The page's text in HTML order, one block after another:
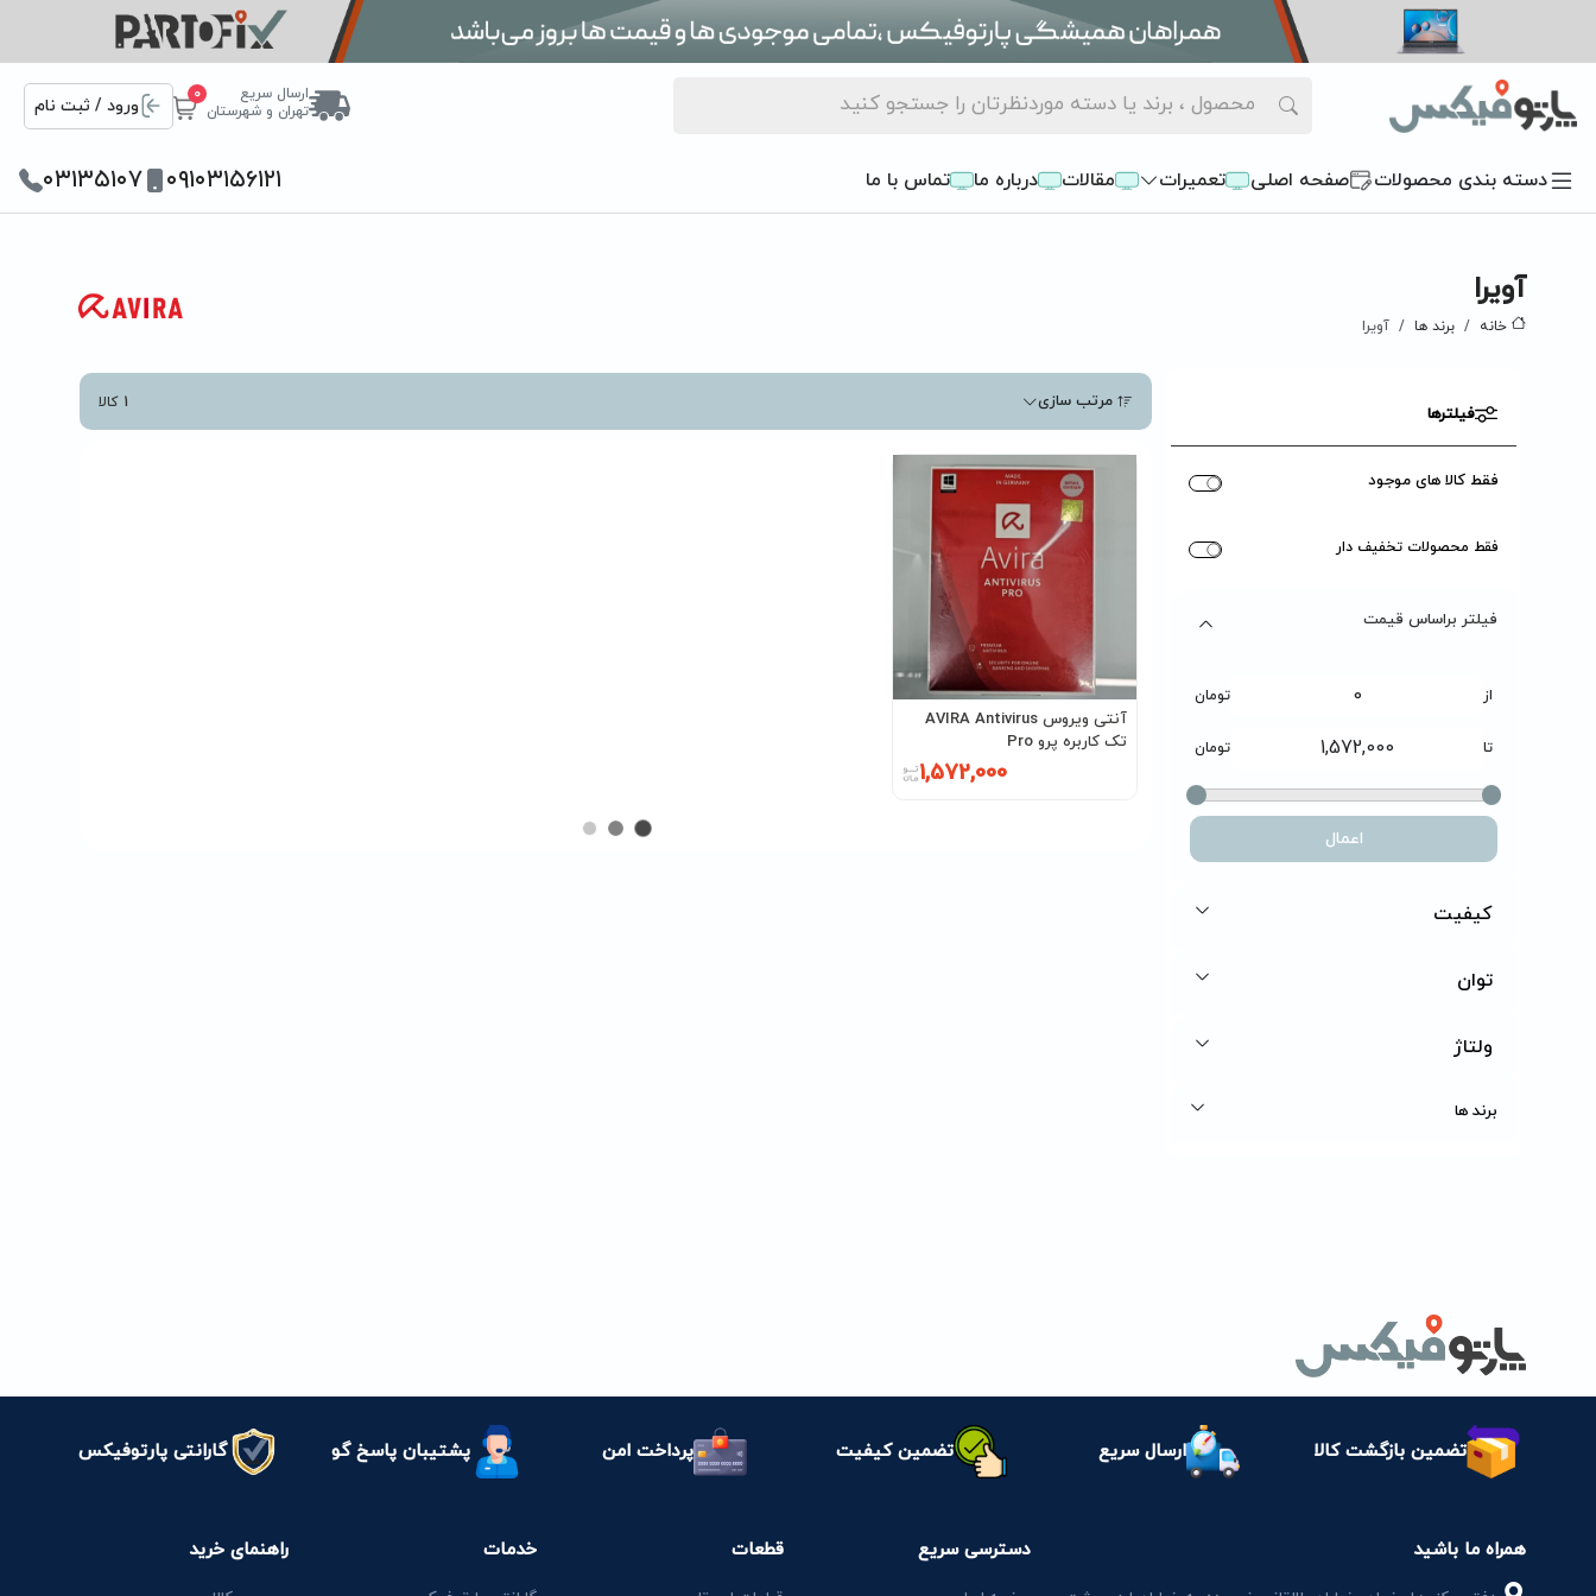
ارسال سریع
تهران و شهرستان
0
ورود / ثبت نام
دسته بندی محصولات صفحه اصلی تعمیرات مقالات درباره ما تماس با ما ۰۹۱۰۳۱۵۶۱۲۱ ۰۳۱۳۵۱۰۷
آویرا
خانه برند ها آویرا
فیلترها
فقط کالا های موجود
فقط محصولات تخفیف دار
فیلتر براساس قیمت
از تومان
تا تومان
اعمال
کیفیت
توان
ولتاژ
برند ها
مرتب سازی 1 کالا
آنتی ویروس AVIRA Antivirus
تک کاربره پرو Pro
1,572,000
تضمین بازگشت کالا ارسال سریع تضمین کیفیت پرداخت امن پشتیبان پاسخ گو گارانتی پارتوفیکس
همراه ما باشید دسترسی سریع قطعات خدمات راهنمای خرید